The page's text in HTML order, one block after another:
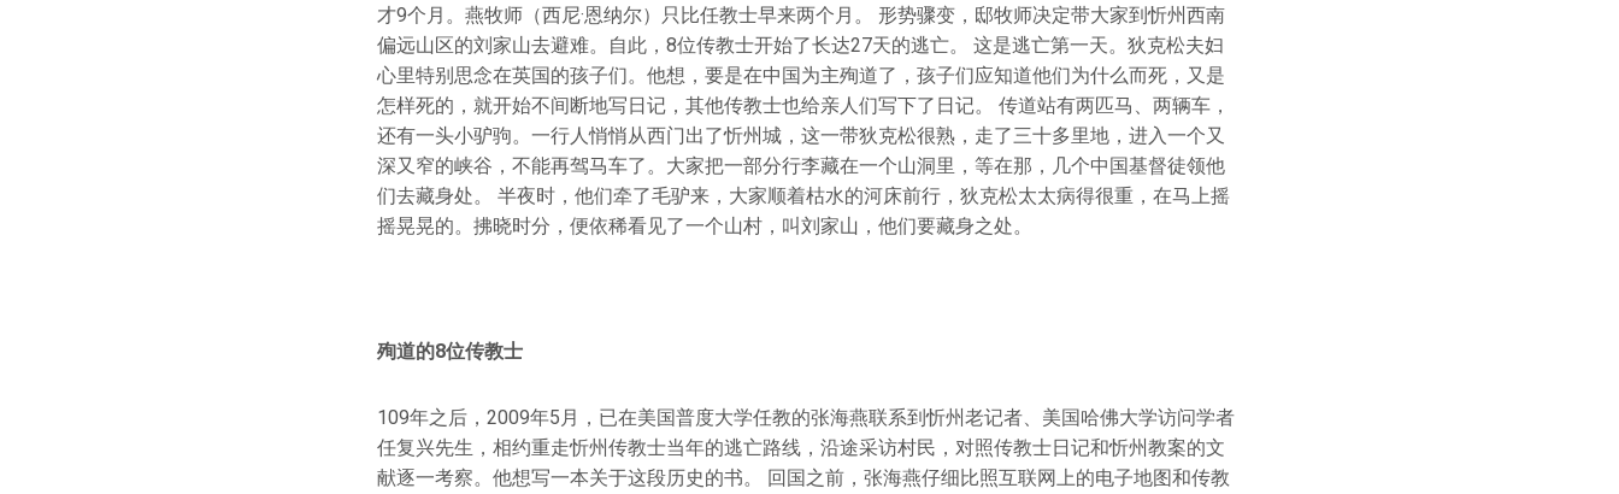
才9个月。燕牧师（西尼·恩纳尔）只比任教士早来两个月。 形势骤变，邸牧师决定带大家到忻州西南
偏远山区的刘家山去避难。自此，8位传教士开始了长达27天的逃亡。 这是逃亡第一天。狄克松夫妇
心里特别思念在英国的孩子们。他想，要是在中国为主殉道了，孩子们应知道他们为什么而死，又是
怎样死的，就开始不间断地写日记，其他传教士也给亲人们写下了日记。 传道站有两匹马、两辆车，
还有一头小驴驹。一行人悄悄从西门出了忻州城，这一带狄克松很熟，走了三十多里地，进入一个又
深又窄的峡谷，不能再驾马车了。大家把一部分行李藏在一个山洞里，等在那，几个中国基督徒领他
们去藏身处。 半夜时，他们牵了毛驴来，大家顺着枯水的河床前行，狄克松太太病得很重，在马上摇
摇晃晃的。拂晓时分，便依稀看见了一个山村，叫刘家山，他们要藏身之处。
殉道的8位传教士
109年之后，2009年5月，已在美国普度大学任教的张海燕联系到忻州老记者、美国哈佛大学访问学者
任复兴先生，相约重走忻州传教士当年的逃亡路线，沿途采访村民，对照传教士日记和忻州教案的文
献逐一考察。他想写一本关于这段历史的书。 回国之前，张海燕仔细比照互联网上的电子地图和传教